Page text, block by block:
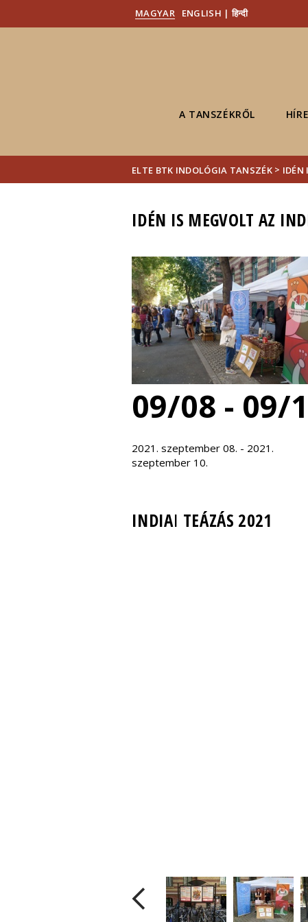
MAGYAR ENGLISH | हिन्दी
A TANSZÉKRŐL
ELTE BTK INDOLÓGIA TANSZÉK > IDÉN
IDÉN IS MEGVOLT AZ
09/08 - 09/
2021. szeptember 08. - 2021.
szeptember 10.
INDIAI TEÁZÁS 2021